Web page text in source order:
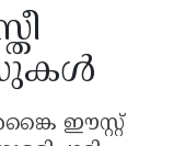
ഈസ്റ്റ്